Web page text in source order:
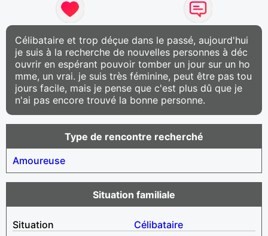
Célibataire et trop déçue dans le passé, aujourd'hui
je suis à la recherche de nouvelles personnes à déc
ouvrir en espérant pouvoir tomber un jour sur un ho
mme, un vrai. je suis très féminine, peut être pas tou
jours facile, mais je pense que c'est plus dû que je
n'ai pas encore trouvé la bonne personne.
Type de rencontre recherché
Amoureuse
Situation familiale
Situation
Célibataire